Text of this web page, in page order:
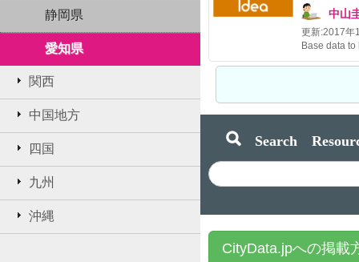
静岡県
愛知県
関西
中国地方
四国
九州
沖縄
中山
更新:2017年
Search
CityData.jpへの掲載